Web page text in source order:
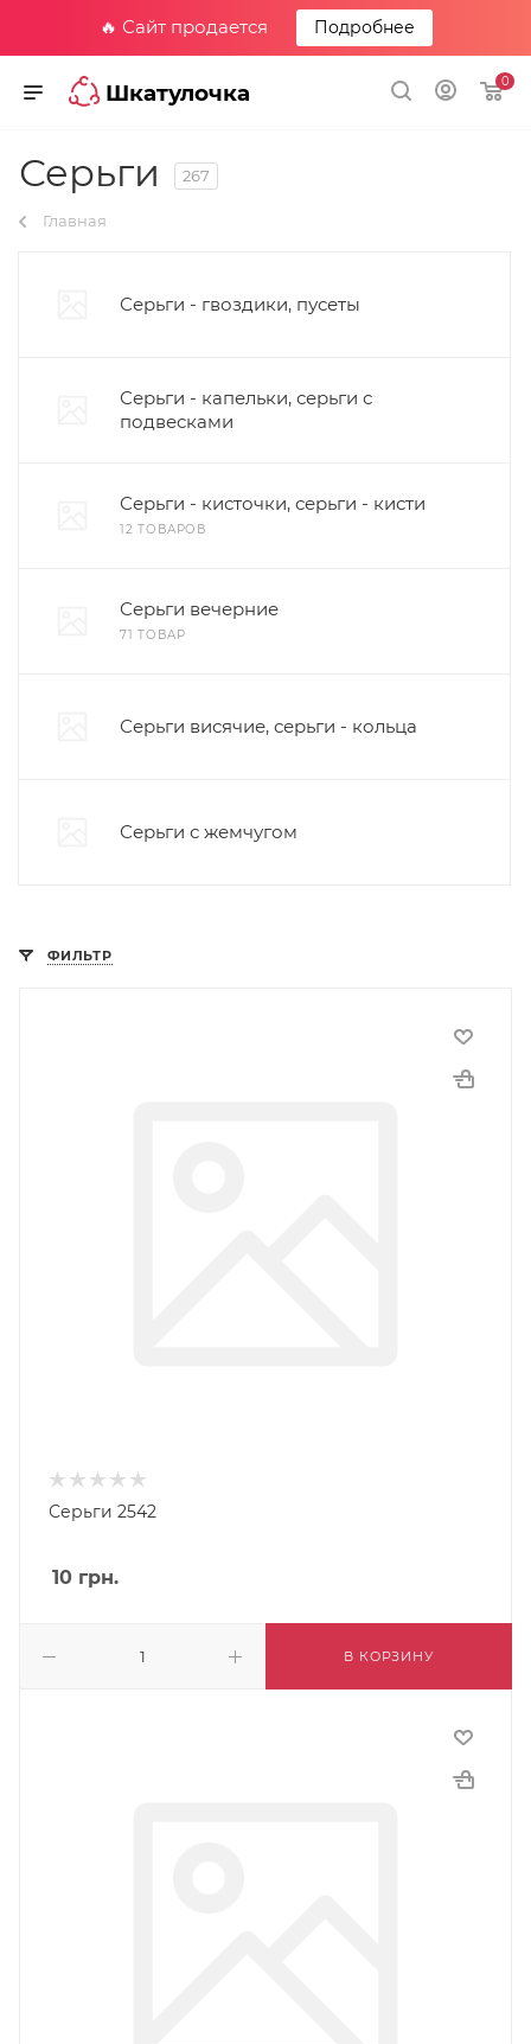
🔥 Сайт продается Подробнее
Шкатулочка 0
Серьги 267
Главная
Серьги - гвоздики, пусеты
Серьги - капельки, серьги с
подвесками
Серьги - кисточки, серьги - кисти
12 ТОВАРОВ
Серьги вечерние
71 ТОВАР
Серьги висячие, серьги - кольца
Серьги с жемчугом
ФИЛЬТР
Серьги 2542
10 грн.
В КОРЗИНУ